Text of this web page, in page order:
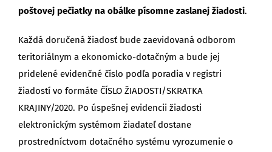
poštovej pečiatky na obálke písomne zaslanej žiadosti.
Každá doručená žiadosť bude zaevidovaná odborom
teritoriálnym a ekonomicko-dotačným a bude jej
pridelené evidenčné číslo podľa poradia v registri
žiadostí vo formáte ČÍSLO ŽIADOSTI/SKRATKA
KRAJINY/2020. Po úspešnej evidencii žiadosti
elektronickým systémom žiadateľ dostane
prostredníctvom dotačného systému vyrozumenie o